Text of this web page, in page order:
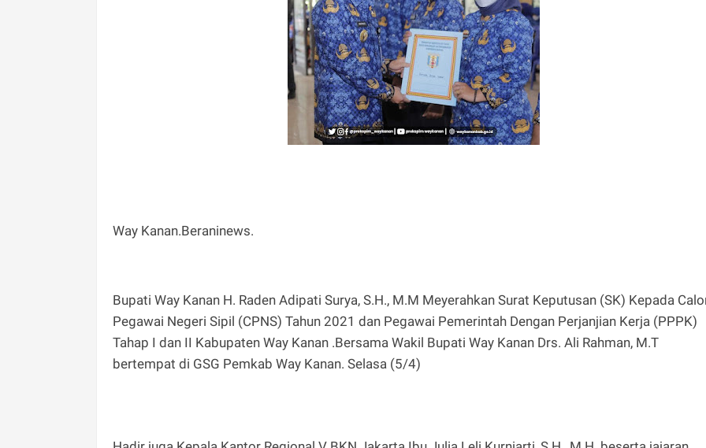
Way Kanan.Beraninews.
Bupati Way Kanan H. Raden Adipati Surya, S.H., M.M Meyerahkan Surat Keputusan (SK) Kepada
Pegawai Negeri Sipil (CPNS) Tahun 2021 dan Pegawai Pemerintah Dengan Perjanjian Kerja (PPPK)
Tahap I dan II Kabupaten Way Kanan .Bersama Wakil Bupati Way Kanan Drs. Ali Rahman, M.T
bertempat di GSG Pemkab Way Kanan. Selasa (5/4)